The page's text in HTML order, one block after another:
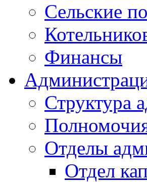
Сельские
Финансы
Структура
Отделы
Отдел